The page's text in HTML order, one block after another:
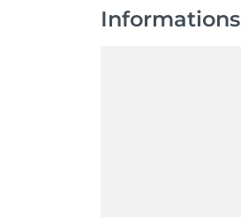
Informations